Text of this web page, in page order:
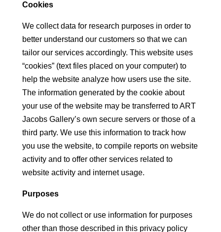
Cookies
We collect data for research purposes in order to
better understand our customers so that we can
tailor our services accordingly. This website uses
“cookies” (text files placed on your computer) to
help the website analyze how users use the site.
The information generated by the cookie about
your use of the website may be transferred to ART
Jacobs Gallery’s own secure servers or those of a
third party. We use this information to track how
you use the website, to compile reports on website
activity and to offer other services related to
website activity and internet usage.
Purposes
We do not collect or use information for purposes
other than those described in this privacy policy